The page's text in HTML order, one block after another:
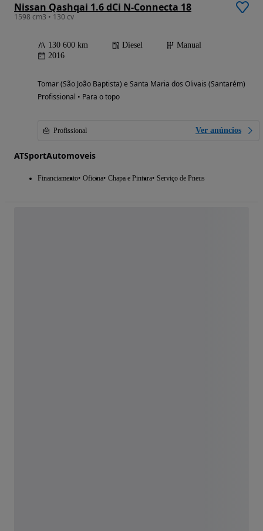
Nissan Qashqai 1.6 dCi N-Connecta 18
1598 cm3 • 130 cv
130 600 km Diesel
Manual
2016
Tomar (São João Baptista) e Santa Maria dos Olivais (Santarém)
Profissional • Para o topo
Profissional Ver anúncios
ATSportAutomoveis
Financiamento Oficina Chapa e Pintura Serviço de Pneus